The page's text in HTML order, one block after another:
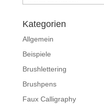
Kategorien
Allgemein
Beispiele
Brushlettering
Brushpens
Faux Calligraphy